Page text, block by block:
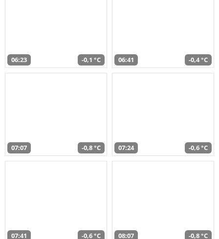
06:23 -0,1 °C 06:41 -0,4 °C
07:07 -0,8 °C 07:24 -0,6 °C
07:41 -0,6 °C 08:07 -0,8 °C